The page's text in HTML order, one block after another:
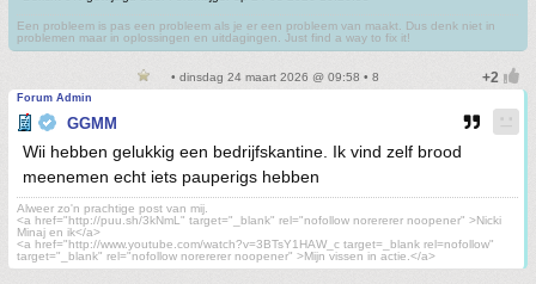
Een probleem is pas een probleem als je er een probleem van maakt. Dus denk niet in
problemen maar in oplossingen en uitdagingen. Just find a way to fix it!
• dinsdag 24 maart 2026 @ 09:58 • 8
Forum Admin
GGMM
Wii hebben gelukkig een bedrijfskantine. Ik vind zelf brood
meenemen echt iets pauperigs hebben
Alweer zo'n prachtige post van mij.
<a href="http://puu.sh/3kNmL" target="_blank" rel="nofollow norererer noopener" >Nicki
Minaj en ik</a>
<a href="http://www.youtube.com/watch?v=3BTsY1HAW_c target=_blank rel=nofollow"
target="_blank" rel="nofollow norererer noopener" >Mijn vissen in actie.</a>